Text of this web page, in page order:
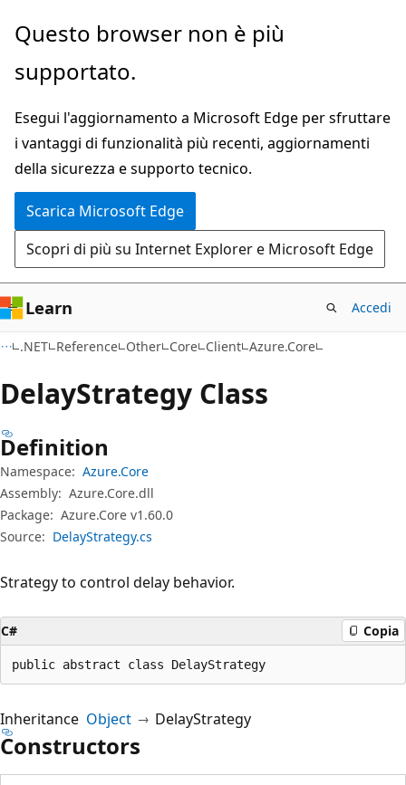
Ignora
passa
contenuto
principale
Passare
allo
spostamento
pagina
Questo browser non è più
supportato.
Esegui l'aggiornamento a Microsoft Edge per sfruttare
i vantaggi di funzionalità più recenti, aggiornamenti
della sicurezza e supporto tecnico.
Scarica Microsoft Edge
Scopri di più su Internet Explorer e Microsoft Edge
Learn Accedi
.NET Reference Other Core Client Azure.Core
DelayStrategy Class
Definition
Namespace: Azure.Core
Assembly: Azure.Core.dll
Package: Azure.Core v1.60.0
Source: DelayStrategy.cs
Strategy to control delay behavior.
C# Copia
public abstract class DelayStrategy
Inheritance Object DelayStrategy
Constructors